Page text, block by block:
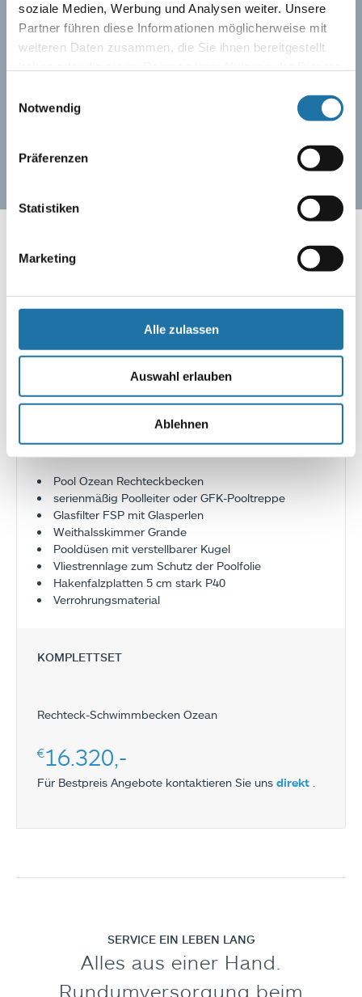
soziale Medien, Werbung und Analysen weiter. Unsere
Partner führen diese Informationen möglicherweise mit
weiteren Daten zusammen, die Sie ihnen bereitgestellt
unsererDatenschutzerklärung
Notwendig
Präferenzen
Statistiken
Marketing
Alle zulassen
Auswahl erlauben
Ablehnen
QUALITÄTS-HIGHLIGHTS
✓ Poolfolie hochfrequenzverschweißt 0,8 mm stark
MASSE & VOLUMEN
Rechteck-Schwimmbecken Ozean
7 x 3,5 x 1,5 m rechteckig | 33.000 Liter
8 x 4 x 1,5 m rechteckig | 43.000 Liter
10 x 5 x 1,5 m rechteckig | 67.000 Liter
Sondergrößen möglich
LIEFERUMFANG-POOLSET
Pool Ozean Rechteckbecken
serienmäßig Poolleiter oder GFK-Pooltreppe
Glasfilter FSP mit Glasperlen
Weithalsskimmer Grande
Pooldüsen mit verstellbarer Kugel
Vliestrennlage zum Schutz der Poolfolie
Hakenfalzplatten 5 cm stark P40
Verrohrungsmaterial
KOMPLETTSET
Rechteck-Schwimmbecken Ozean
€16.320,-
Für Bestpreis Angebote kontaktieren Sie uns direkt
SERVICE EIN LEBEN LANG
Alles aus einer Hand.
Rundumversorgung beim